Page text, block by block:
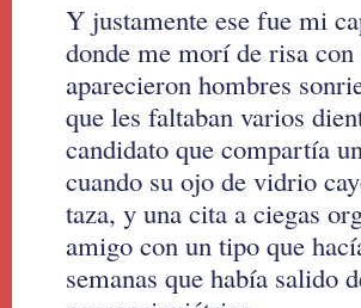
Y justamente ese fue mi
donde me morí de risa con
aparecieron hombres
que les faltaban varios
candidato que compartía
cuando su ojo de vidrio
taza, y una cita a ciegas
amigo con un tipo que
semanas que había salido